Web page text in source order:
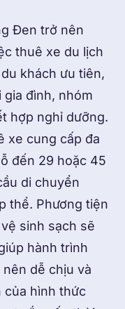
Đen trở nên
thuê xe du lịch
khách ưu tiên,
đình, nhóm
hợp nghỉ dưỡng.
xe cung cấp đa
đến 29 hoặc 45
di chuyển
thể. Phương tiện
sinh sạch sẽ
hành trình
dễ chịu và
của hình thức